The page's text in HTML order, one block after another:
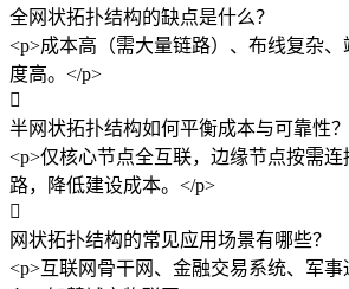
全网状拓扑结构的缺点是什么？
<p>成本高（需大量链路）、布线复杂
度高。</p>

半网状拓扑结构如何平衡成本与可靠性？
<p>仅核心节点全互联，边缘节点按需
路，降低建设成本。</p>

网状拓扑结构的常见应用场景有哪些？
<p>互联网骨干网、金融交易系统、军